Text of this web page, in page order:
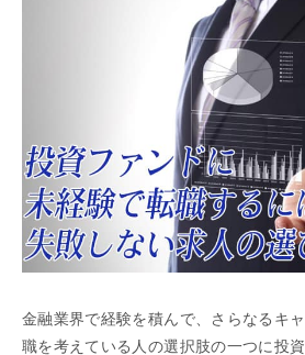
金融業界で経験を積んで、さらなるキ
職を考えている人の選択肢の一つに投